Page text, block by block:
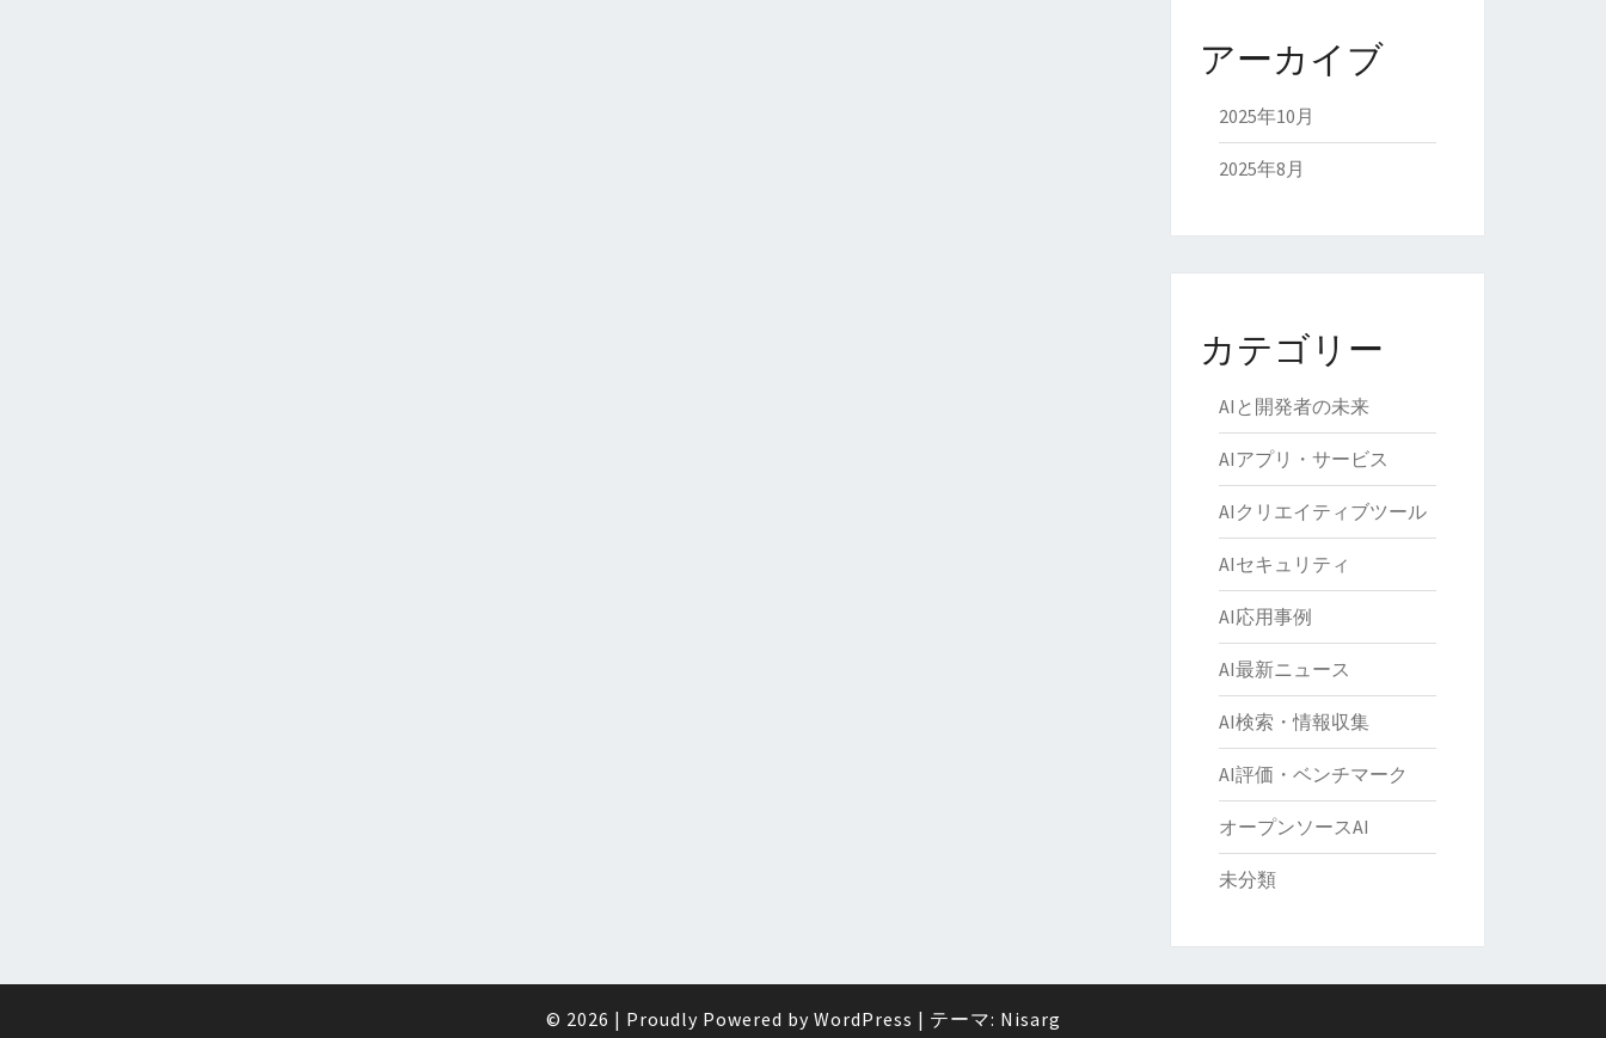
アーカイブ
2025年10月
2025年8月
カテゴリー
AIと開発者の未来
AIアプリ・サービス
AIクリエイティブツール
AIセキュリティ
AI応用事例
AI最新ニュース
AI検索・情報収集
AI評価・ベンチマーク
オープンソースAI
未分類
© 2026 | Proudly Powered by WordPress | テーマ: Nisarg